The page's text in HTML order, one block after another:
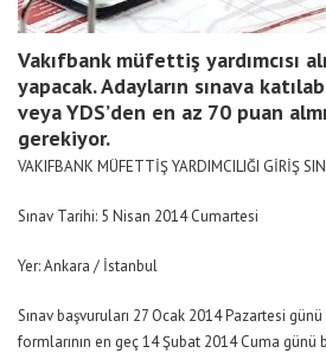
Vakıfbank müfettiş yardımcısı
yapacak. Adayların sınava
veya YDS’den en az 70 puan
gerekiyor.
VAKIFBANK MÜFETTİŞ YARDIMCILIĞI GİRİŞ
Sınav Tarihi: 5 Nisan 2014 Cumartesi
Yer: Ankara / İstanbul
Sınav başvuruları 27 Ocak 2014 Pazartesi
formlarının en geç 14 Şubat 2014 Cuma günü